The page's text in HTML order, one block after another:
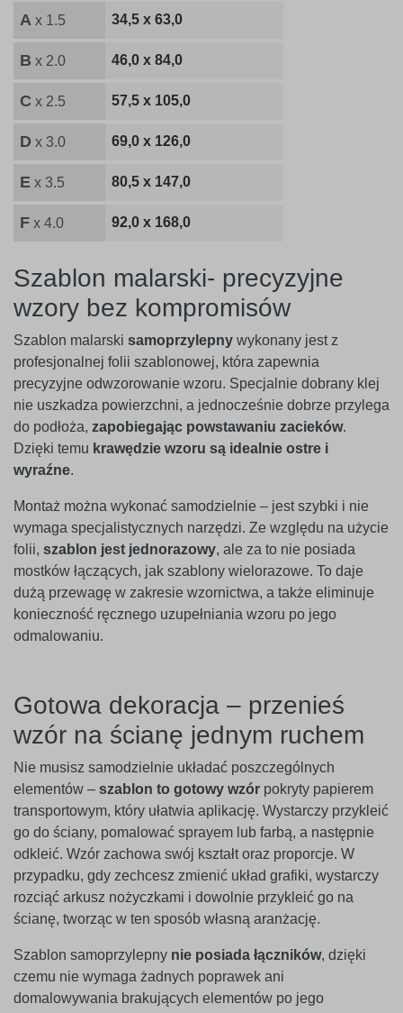
A x 1.5 34,5 x 63,0
B x 2.0 46,0 x 84,0
C x 2.5 57,5 x 105,0
D x 3.0 69,0 x 126,0
E x 3.5 80,5 x 147,0
F x 4.0 92,0 x 168,0
Szablon malarski- precyzyjne
wzory bez kompromisów
Szablon malarski samoprzylepny wykonany jest z
profesjonalnej folii szablonowej, która zapewnia
precyzyjne odwzorowanie wzoru. Specjalnie dobrany klej
nie uszkadza powierzchni, a jednocześnie dobrze przylega
do podłoża, zapobiegając powstawaniu zacieków.
Dzięki temu krawędzie wzoru są idealnie ostre i
wyraźne.
Montaż można wykonać samodzielnie – jest szybki i nie
wymaga specjalistycznych narzędzi. Ze względu na użycie
folii, szablon jest jednorazowy, ale za to nie posiada
mostków łączących, jak szablony wielorazowe. To daje
dużą przewagę w zakresie wzornictwa, a także eliminuje
konieczność ręcznego uzupełniania wzoru po jego
odmalowaniu.
Gotowa dekoracja – przenieś
wzór na ścianę jednym ruchem
Nie musisz samodzielnie układać poszczególnych
elementów – szablon to gotowy wzór pokryty papierem
transportowym, który ułatwia aplikację. Wystarczy przykleić
go do ściany, pomalować sprayem lub farbą, a następnie
odkleić. Wzór zachowa swój kształt oraz proporcje. W
przypadku, gdy zechcesz zmienić układ grafiki, wystarczy
rozciąć arkusz nożyczkami i dowolnie przykleić go na
ścianę, tworząc w ten sposób własną aranżację.
Szablon samoprzylepny nie posiada łączników, dzięki
czemu nie wymaga żadnych poprawek ani
domalowywania brakujących elementów po jego